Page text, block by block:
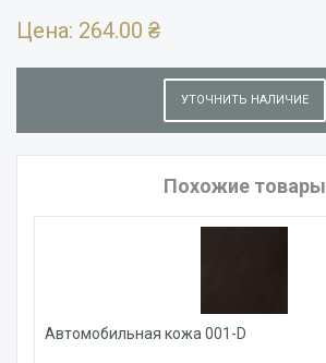
Цена: 264.00 ₴
УТОЧНИТЬ НАЛИЧИЕ
Похожие товары
Автомобильная кожа 001-D